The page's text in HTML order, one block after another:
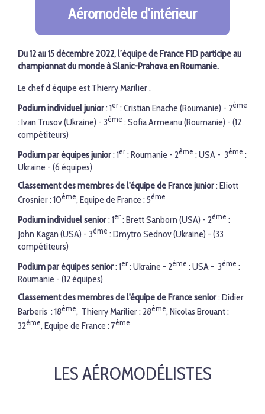
Aéromodèle d'intérieur
Du 12 au 15 décembre 2022, l’équipe de France F1D participe au
championnat du monde àSlanic-Prahovaen Roumanie.
Le chef d’équipe est Thierry Marilier .
Podium individuel junior: 1er: Cristian Enache (Roumanie) - 2ème
: Ivan Trusov (Ukraine) - 3ème : Sofia Armeanu (Roumanie) - (12
compétiteurs)
Podium par équipes junior: 1er: Roumanie - 2ème : USA - 3ème :
Ukraine - (6 équipes)
Classement des membres de l'équipe de France junior: Eliott
Crosnier : 10ème, Equipe de France : 5ème
Podium individuel senior: 1er: Brett Sanborn (USA) - 2ème :
John Kagan (USA) - 3ème : Dmytro Sednov (Ukraine) - (33
compétiteurs)
Podium par équipes senior: 1er: Ukraine - 2ème : USA - 3ème :
Roumanie - (12 équipes)
Classement des membres de l'équipe de France senior: Didier
Barberis : 18ème, Thierry Marilier : 28ème, Nicolas Brouant :
32ème, Equipe de France : 7ème
LES AÉROMODÉLISTES